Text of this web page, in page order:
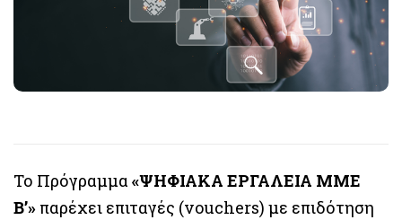
Το Πρόγραμμα «ΨΗΦΙΑΚΑ ΕΡΓΑΛΕΙΑ ΜΜΕ
Β’» παρέχει επιταγές (vouchers) με επιδότηση